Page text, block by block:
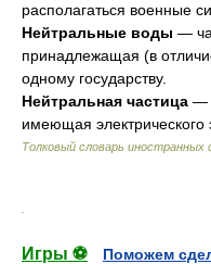
располагаться военные
Нейтральные воды —
принадлежащая (в
одному государству.
Нейтральная частица —
имеющая электрического
Толковый словарь
Игры ⚽
Поможем